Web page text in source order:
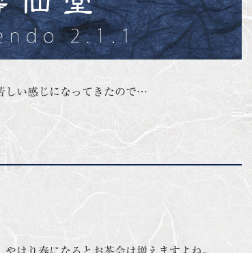
しい感じになってきたので…
はり春になるとお茶会は増えますよね。